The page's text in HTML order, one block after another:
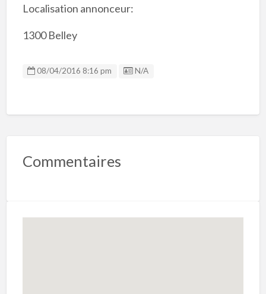
Localisation annonceur:
1300 Belley
08/04/2016 8:16 pm Listing ID
N/A
Commentaires